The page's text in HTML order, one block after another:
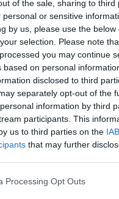
of the sale, sharing to third
personal or sensitive
by us, please use the below
selection. Please note
you may continue
based on personal
disclosed to third
separately opt-out of the
information by third
participants. This
us to third parties on the
that may further
Processing Opt Outs
un ottimo
usarli interi oppure
ovali che possono
idrofili,